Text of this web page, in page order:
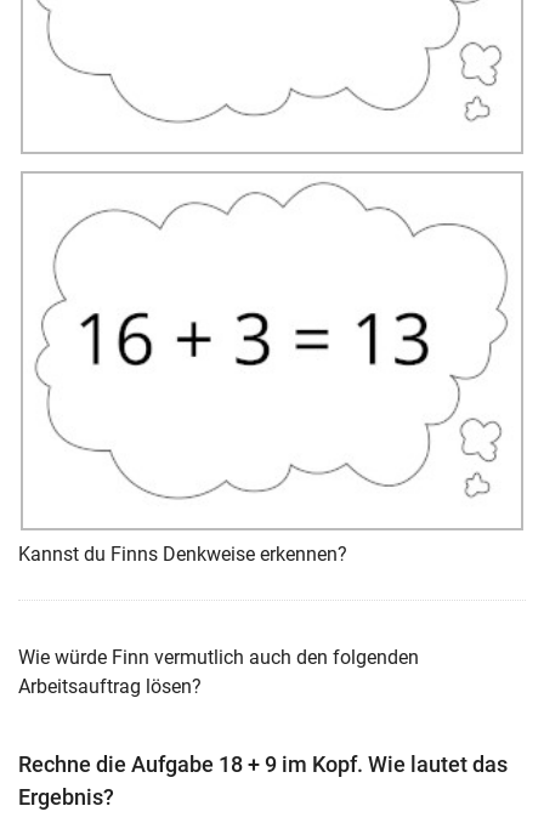
Kannst du Finns Denkweise erkennen?
Wie würde Finn vermutlich auch den folgenden
Arbeitsauftrag lösen?
Rechne die Aufgabe 18 + 9 im Kopf. Wie lautet das
Ergebnis?